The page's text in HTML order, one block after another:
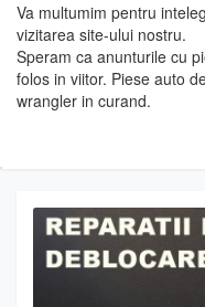
Va multumim pentru
vizitarea site-ului nostru.
Speram ca anunturile cu
folos in viitor. Piese auto
wrangler in curand.